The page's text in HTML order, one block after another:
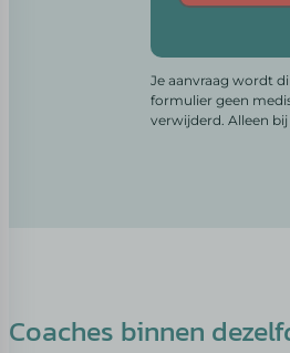
Je aanvraag wordt
formulier geen
verwijderd. Alleen
Coaches binnen